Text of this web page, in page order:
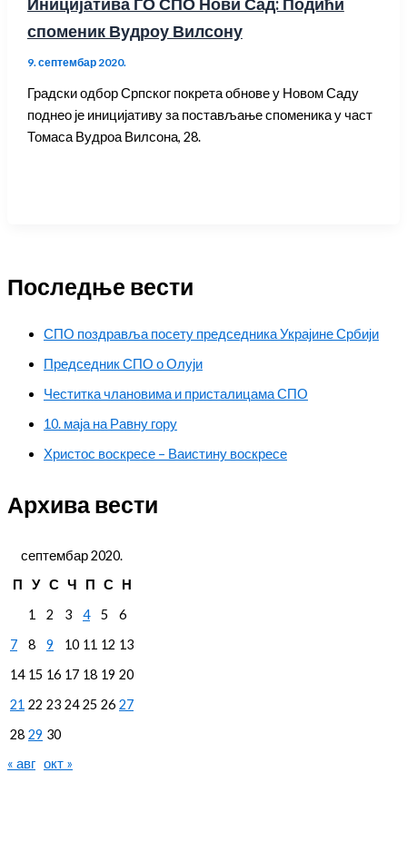
споменик Вудроу Вилсону
9. септембар 2020.
Градски одбор Српског покрета обнове у Новом Саду
поднео је иницијативу за постављање споменика у част
Томаса Вудроа Вилсона, 28.
Последње вести
СПО поздравља посету председника Украјине Србији
Председник СПО о Олуји
Честитка члановима и присталицама СПО
10. маја на Равну гору
Христос воскресе – Ваистину воскресе
Архива вести
септембар 2020.
П
У С Ч П С
Н
1
2 3 4 5
6
7
8 9 10 11 12 13
14 15 16 17 18 19 20
21 22 23 24 25 26 27
28 29 30
« авг окт »